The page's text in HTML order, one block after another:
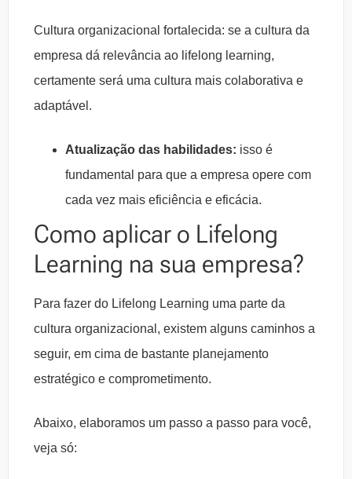
Cultura organizacional fortalecida: se a cultura da
empresa dá relevância ao lifelong learning,
certamente será uma cultura mais colaborativa e
adaptável.
Atualização das habilidades: isso é
fundamental para que a empresa opere com
cada vez mais eficiência e eficácia.
Como aplicar o Lifelong
Learning na sua empresa?
Para fazer do Lifelong Learning uma parte da
cultura organizacional, existem alguns caminhos a
seguir, em cima de bastante planejamento
estratégico e comprometimento.
Abaixo, elaboramos um passo a passo para você,
veja só: